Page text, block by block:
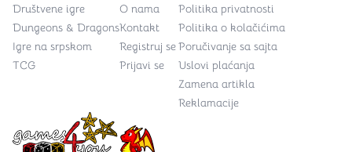
Games4you logo
Društvene igre
Dungeons & Dragons
Igre na srpskom
TCG
O nama
Kontakt
Registruj se
Prijavi se
Politika privatnosti
Politika o kolačićima
Poručivanje sa sajta
Uslovi plaćanja
Zamena artikla
Reklamacije